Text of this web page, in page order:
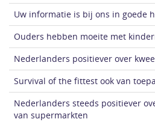
Uw informatie is bij ons in goede
Ouders hebben moeite met
Nederlanders positiever over
Survival of the fittest ook van
Nederlanders steeds positiever
van supermarkten